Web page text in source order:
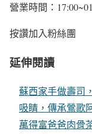
營業時間：
按讚加入粉絲團
延伸閱讀
蘇西家手做壽司
吸睛，傳承鶯歌
萬得富爸爸肉骨